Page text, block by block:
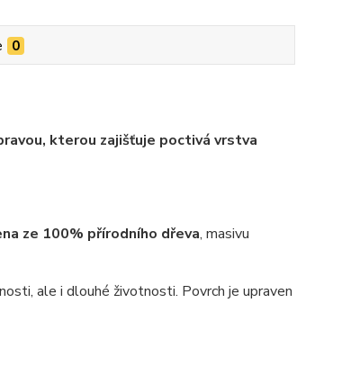
0
kterou zajišťuje poctivá vrstva
ze 100% přírodního dřeva, masivu
ale i dlouhé životnosti. Povrch je upraven